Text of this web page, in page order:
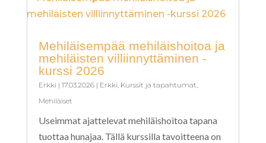
Mehiläisempää mehiläishoitoa ja
mehiläisten villiinnyttäminen -
kurssi 2026
Erkki | 17.03.2026| Erkki Kurssit ja tapahtumat
Mehiläiset
Useimmat ajattelevat mehiläishoitoa tapana
tuottaa hunajaa. Tällä kurssilla tavoitteena on